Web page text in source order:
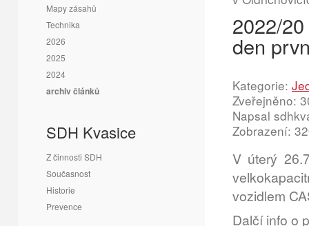
Mapy zásahů
Technika
2026
2025
2024
archiv článků
SDH Kvasice
Z činnosti SDH
Současnost
Historie
Prevence
2022/
den
Kategorie:
Zveřejněno:
Napsal
Zobrazení:
V úterý
vozidlem
Dalčí info o